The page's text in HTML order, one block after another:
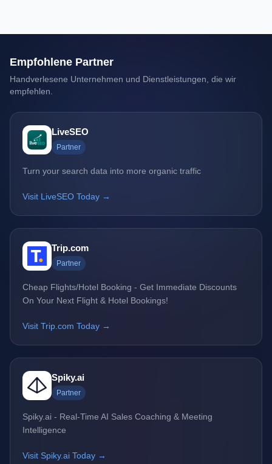
Empfohlene Partner
Handverlesene Unternehmen und Dienstleistungen, die wir
empfehlen.
LiveSEO
Partner
Turn your search data into more organic traffic
Visit LiveSEO Today →
Trip.com
Partner
Cheap Flights/Hotel Booking - Get Immediate Discounts
On Your Next Flight & Hotel Bookings!
Visit Trip.com Today →
Spiky.ai
Partner
Spiky.ai - Real-Time AI Sales Coaching & Meeting
Intelligence
Visit Spiky.ai Today →